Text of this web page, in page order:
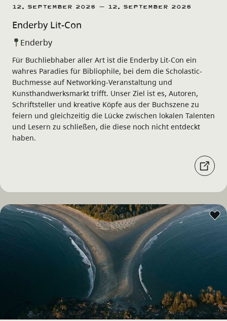
12. September 2026 – 12. September 2026
Enderby Lit-Con
Enderby
Für Buchliebhaber aller Art ist die Enderby Lit-Con ein
wahres Paradies für Bibliophile, bei dem die Scholastic-
Buchmesse auf Networking-Veranstaltung und
Kunsthandwerksmarkt trifft. Unser Ziel ist es, Autoren,
Schriftsteller und kreative Köpfe aus der Buchszene zu
feiern und gleichzeitig die Lücke zwischen lokalen Talenten
und Lesern zu schließen, die diese noch nicht entdeckt
haben.